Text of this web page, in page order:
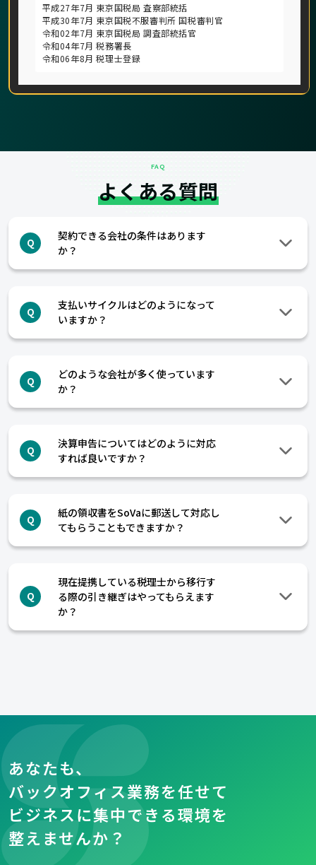
平成27年7月 東京国税局 査察部統括
平成30年7月 東京国税不服審判所 国税審判官
令和02年7月 東京国税局 調査部統括官
令和04年7月 税務署長
令和06年8月 税理士登録
FAQ
よくある質問
Q
契約できる会社の条件はあります
か？
Q
支払いサイクルはどのようになって
いますか？
Q
どのような会社が多く使っています
か？
Q
決算申告についてはどのように対応
すれば良いですか？
Q
紙の領収書をSoVaに郵送して対応し
てもらうこともできますか？
Q
現在提携している税理士から移行す
る際の引き継ぎはやってもらえます
か？
あなたも、
バックオフィス業務を任せて
ビジネスに集中できる環境を
整えませんか？